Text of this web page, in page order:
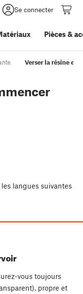
Se connecter
Pièces &
Verser la résine et
langues suivantes
vous toujours
propre et